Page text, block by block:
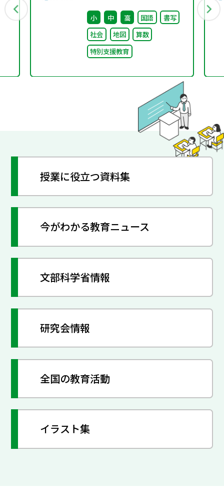
育体制整備状況調査、通
級による指導実施状況調
査）
小 中 高 国語
書写
社会
地図
算数
特別支援教育
授業に役立つ資料集
今がわかる教育ニュース
文部科学省情報
研究会情報
全国の教育活動
イラスト集